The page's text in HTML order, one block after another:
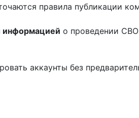
правила публикации
информацией о проведении
аккаунты без